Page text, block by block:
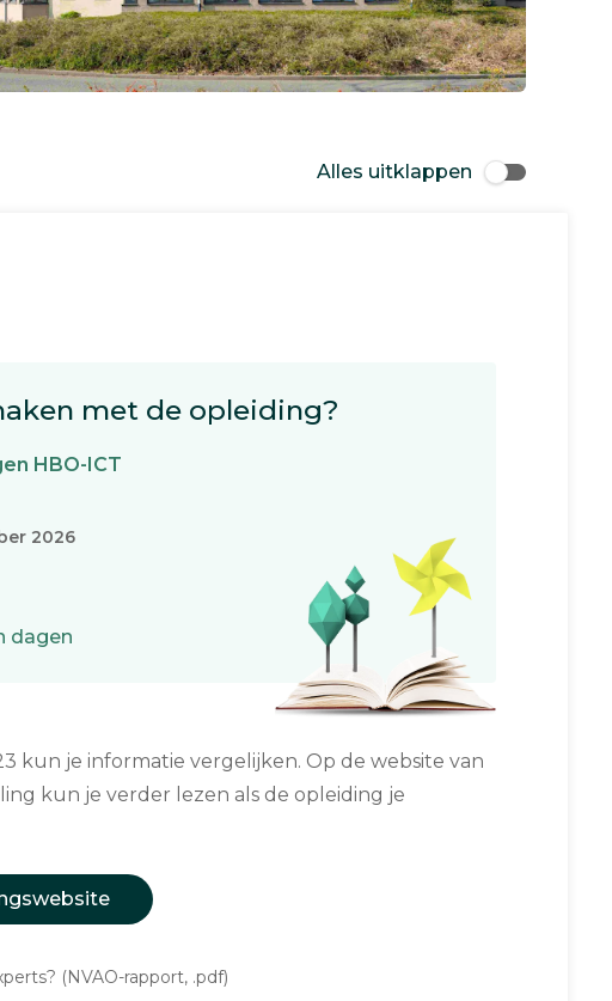
Alles uitklappen
met de opleiding?
HBO-ICT
2026
dagen
kun je informatie vergelijken. Op de website van
kun je verder lezen als de opleiding je
(NVAO-rapport, .pdf)